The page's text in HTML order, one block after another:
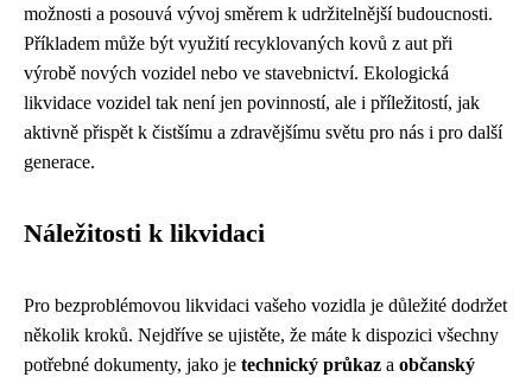
možnosti a posouvá vývoj směrem k udržitelnější budoucnosti.
Příkladem může být využití recyklovaných kovů z aut při
výrobě nových vozidel nebo ve stavebnictví. Ekologická
likvidace vozidel tak není jen povinností, ale i příležitostí, jak
aktivně přispět k čistšímu a zdravějšímu světu pro nás i pro další
generace.
Náležitosti k likvidaci
Pro bezproblémovou likvidaci vašeho vozidla je důležité dodržet
několik kroků. Nejdříve se ujistěte, že máte k dispozici všechny
potřebné dokumenty, jako je technický průkaz a občanský